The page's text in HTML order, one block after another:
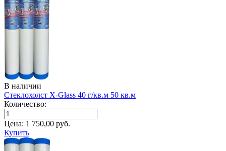
В наличии
Стеклохолст X-Glass 40 г/кв.м 50 кв.м
Количество:
Цена: 1 750,00 руб.
Купить